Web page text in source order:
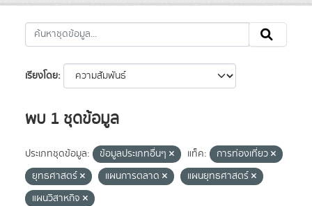
เรียงโดย
พบ 1 ชุดข้อมูล
ประเภทชุดข้อมูล: ข้อมูลประเภทอื่นๆ แท็ค:
การท่องเที่ยว
ยุทธศาสตร์
แผนการตลาด
แผนยุทธศาสตร์
แผนวิสาหกิจ